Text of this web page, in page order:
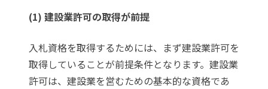
(1) 建設業許可の取得が前提
入札資格を取得するためには、まず建設業許可を
取得していることが前提条件となります。建設業
許可は、建設業を営むための基本的な資格であ